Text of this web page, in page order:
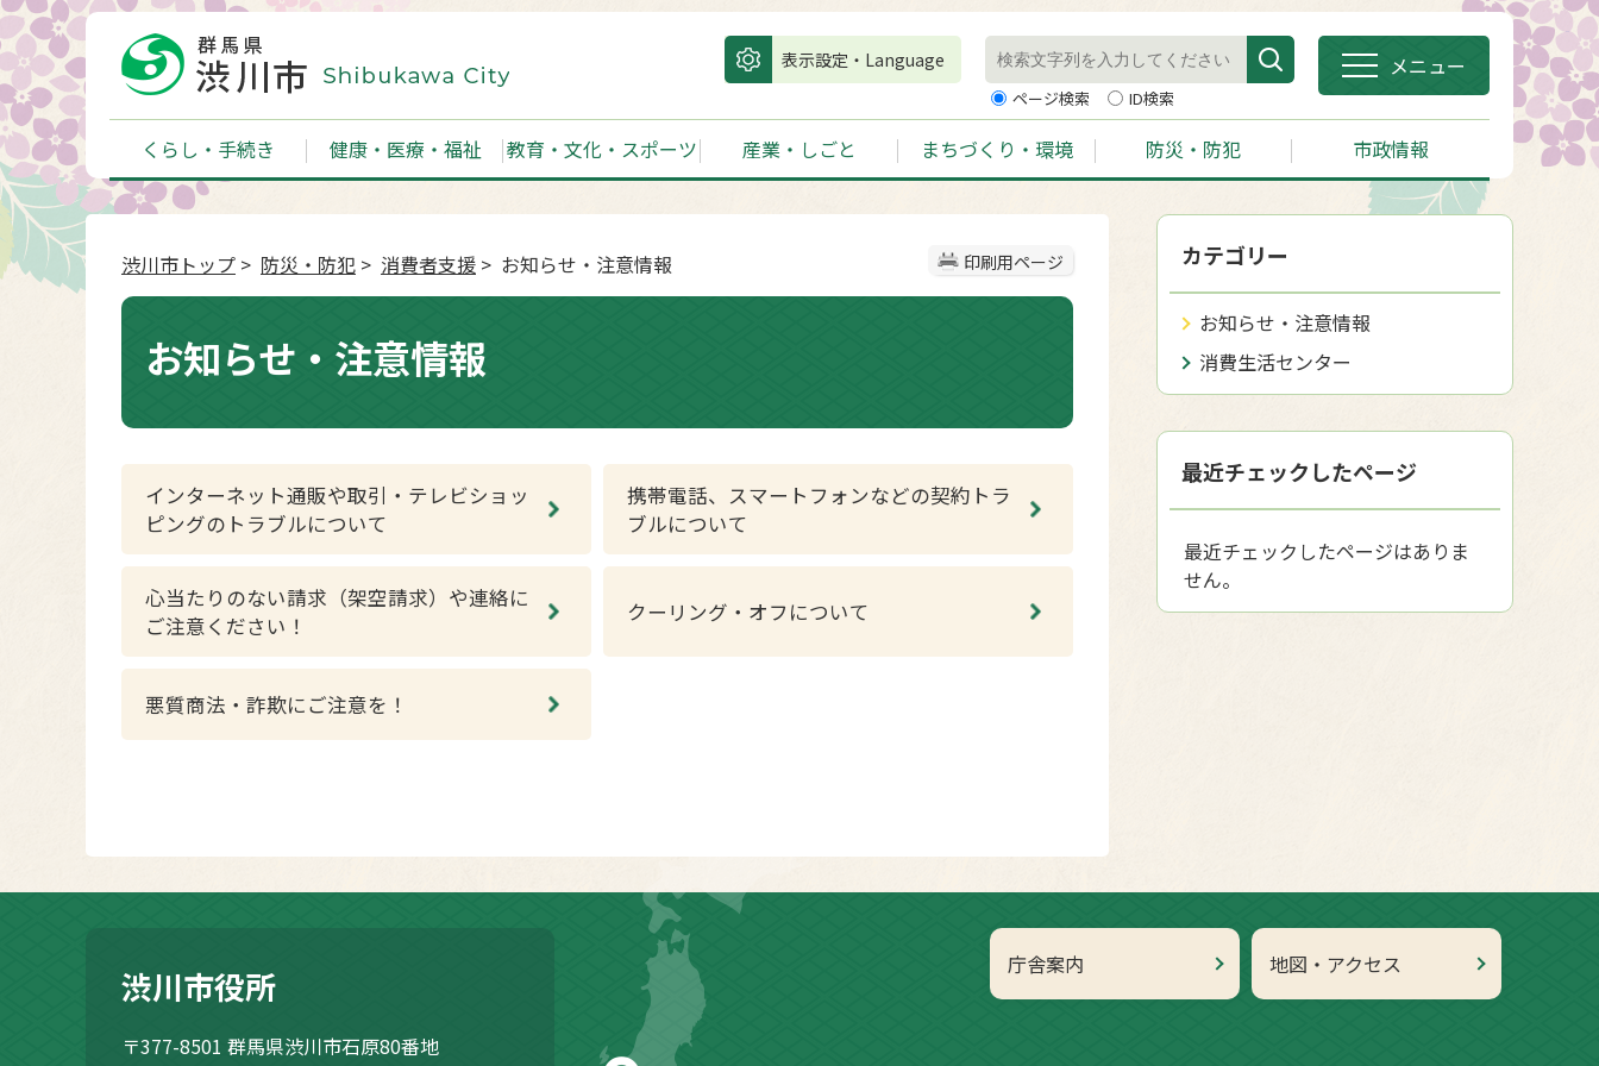
表示設定・Language
ページ検索 ID検索
メニュー
くらし・手続き 健康・医療・福祉 教育・文化・スポーツ 産業・しごと まちづくり・環境 防災・防犯 市政情報
印刷用ページ
渋川市トップ > 防災・防犯 > 消費者支援 > お知らせ・注意情報
お知らせ・注意情報
インターネット通販や取引・テレビショッ
ピングのトラブルについて
携帯電話、スマートフォンなどの契約トラ
ブルについて
心当たりのない請求（架空請求）や連絡に
ご注意ください！
クーリング・オフについて
悪質商法・詐欺にご注意を！
カテゴリー
お知らせ・注意情報
消費生活センター
最近チェックしたページ
最近チェックしたページはありま
せん。
庁舎案内 地図・アクセス
渋川市役所
〒377-8501 群馬県渋川市石原80番地